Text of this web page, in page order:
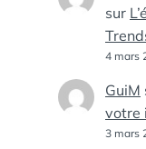
sur
4 mars
GuiM
votre
3 mars